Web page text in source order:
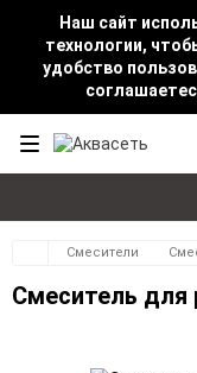
Наш сайт
технологии,
удобство
Смесители
Смеситель